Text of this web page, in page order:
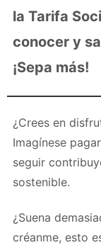
la Tarifa
conocer y
¡Sepa más!
¿Crees en
Imagínese
seguir
sostenible.
¿Suena
créanme, esto